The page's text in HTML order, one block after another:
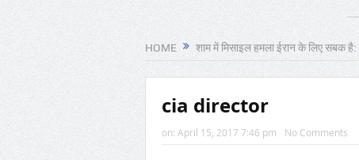
HOME शाम में मिसाइल हमला ईरान के लिए सबक
cia director
on: April 15, 2017 7:46 pm No Comments